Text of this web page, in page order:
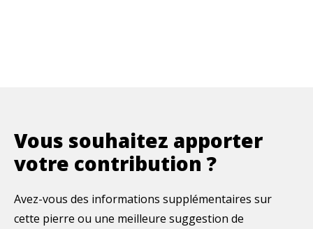
Vous souhaitez apporter
votre contribution ?
Avez-vous des informations supplémentaires sur
cette pierre ou une meilleure suggestion de